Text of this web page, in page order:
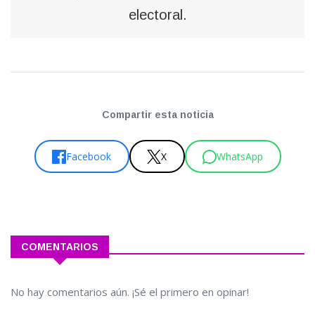
electoral.
Compartir esta noticia
Facebook X WhatsApp
COMENTARIOS
No hay comentarios aún. ¡Sé el primero en opinar!